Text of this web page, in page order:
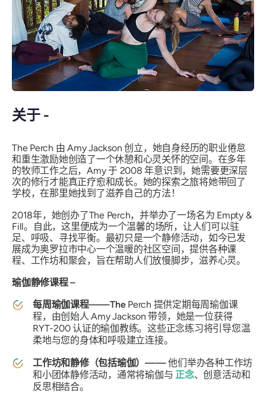
关于 -
The Perch 由 Amy Jackson 创立，她自身经历的职业倦怠
和重生激励她创造了一个休憩和心灵关怀的空间。在多年
的牧师工作之后，Amy 于 2008 年意识到，她需要更深层
次的修行才能真正疗愈和成长。她的探索之旅将她带回了
学校，在那里她找到了滋养自己的方法！
2018年，她创办了The Perch，并举办了一场名为 Empty &
Fill。自此，这里便成为一个温馨的场所，让人们可以驻
足、呼吸、寻找平衡。最初只是一个静修活动，如今已发
展成为奥罗拉市中心一个温暖的社区空间，提供各种课
程、工作坊和聚会，旨在帮助人们放慢脚步，滋养心灵。
瑜伽静修课程 –
每周瑜伽课程——The Perch 提供定期每周瑜伽课
程，由创始人 Amy Jackson 带领，她是一位获得
RYT-200 认证的瑜伽教练。这些正念练习将引导您温
柔地与您的身体和呼吸建立连接。
工作坊和静修（包括瑜伽）——他们举办各种工作坊
和小团体静修活动，通常将瑜伽与正念、创意活动和
反思相结合。